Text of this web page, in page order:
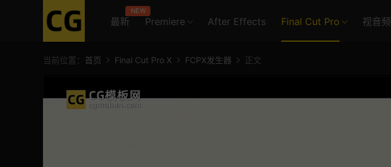
最新
NEW
Premiere After Effects Final Cut Pro 视音频
当前位置： 首页 Final Cut Pro X FCPX发生器 正文